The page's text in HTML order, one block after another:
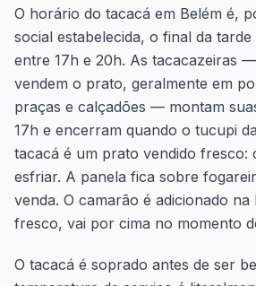
O horário do tacacá em Belém é,
social estabelecida, o final da
entre 17h e 20h. As tacacazeiras
vendem o prato, geralmente em
praças e calçadões — montam
17h e encerram quando o tucupi
tacacá é um prato vendido fresco:
esfriar. A panela fica sobre
venda. O camarão é adicionado na
fresco, vai por cima no momento
O tacacá é soprado antes de ser